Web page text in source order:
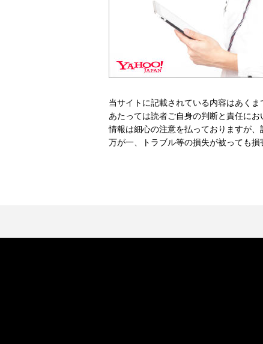
当サイトに記載されている内容はあく
あたっては読者ご自身の判断と責任に
情報は細心の注意を払っておりますが
万が一、トラブル等の損失が被っても